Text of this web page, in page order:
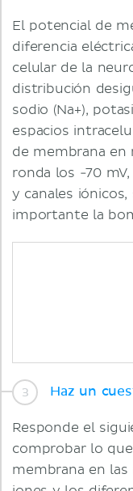
El potencial de
diferencia
celular de la
distribución
sodio (Na+),
espacios
de membrana
ronda los -70
y canales
importante la
Haz un
Responde el
comprobar lo
membrana en